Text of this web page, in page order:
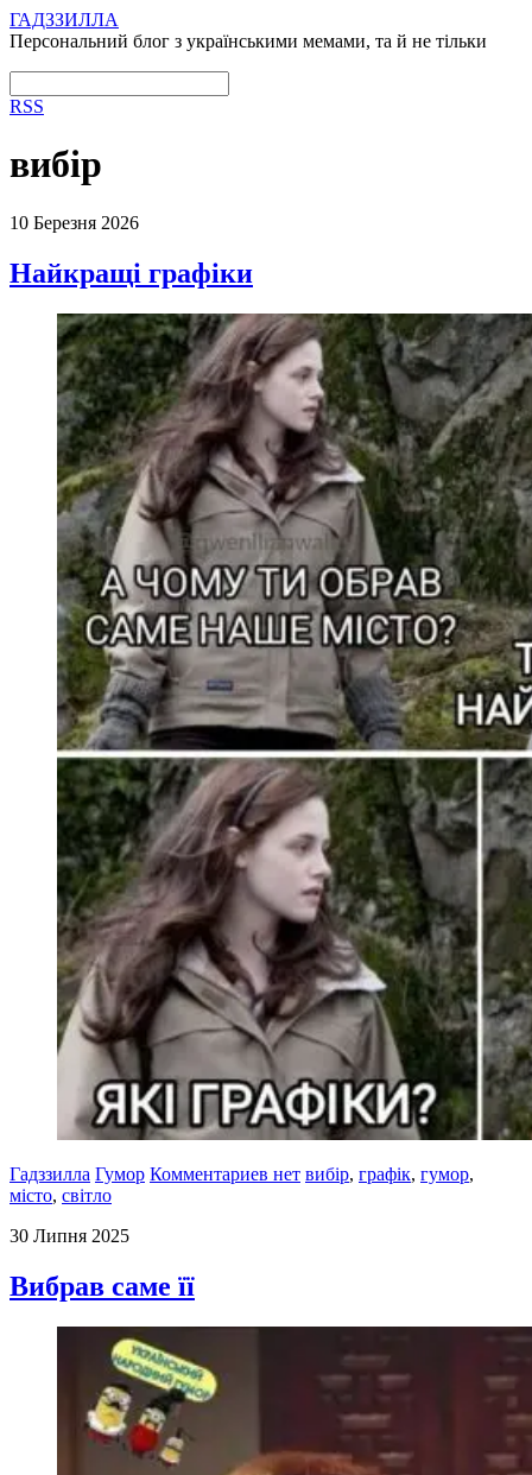
ГАДЗЗИЛЛА
Персональний блог з українськими мемами, та й не тільки
RSS
вибір
10 Березня 2026
Найкращі графіки
Гадззилла Гумор Комментариев нет вибір, графік, гумор,
місто, світло
30 Липня 2025
Вибрав саме її